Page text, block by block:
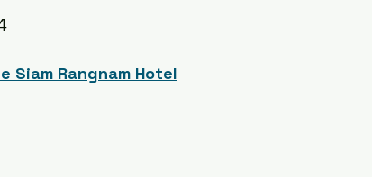
Siam Rangnam Hotel